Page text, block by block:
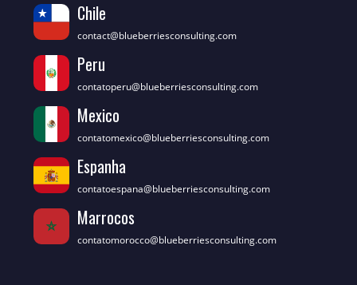
Chile
contact@blueberriesconsulting.com
Peru
contatoperu@blueberriesconsulting.com
Mexico
contatomexico@blueberriesconsulting.com
Espanha
contatoespana@blueberriesconsulting.com
Marrocos
contatomorocco@blueberriesconsulting.com